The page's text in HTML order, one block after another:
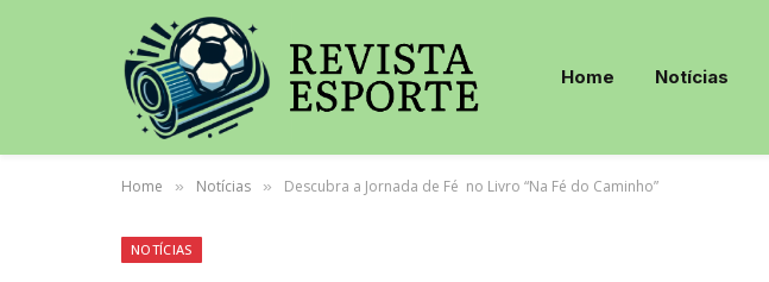
Home Notícias
Home » Notícias » Descubra a Jornada de Fé no Livro “Na Fé do Caminho”
NOTÍCIAS